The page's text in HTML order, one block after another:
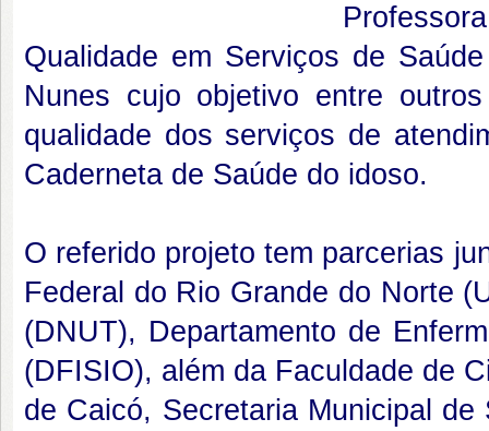
Qualidade em Serviços de
Nunes cujo objetivo entre
qualidade dos serviços de
Caderneta de Saúde do idoso.
O referido projeto tem parcerias
Federal do Rio Grande do Norte
(DNUT), Departamento de
(DFISIO), além da Faculdade de
de Caicó, Secretaria Municipal